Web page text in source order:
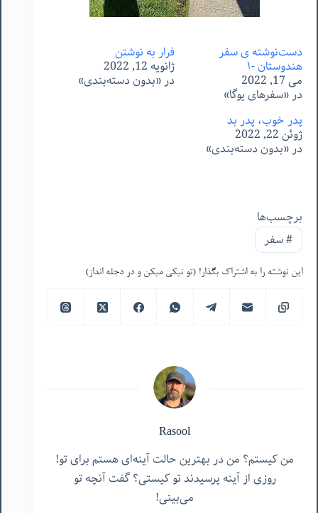
دست‌نوشته ‌ی سفر
هندوستان -١
می 17, 2022
در «سفرهای یوگا»
فرار به نوشتن
ژانویه 12, 2022
در «بدون دسته‌بندی»
پدر خوب، پدر بد
ژوئن 22, 2022
در «بدون دسته‌بندی»
برچسب‌ها
#سفر
این نوشته را به اشتراک بگذار! (تو نیکی میکن و در دجله انداز)
Rasool
من کیستم؟ من در بهترین حالت آینه‌ای هستم برای تو!
روزی از آینه پرسیدند تو کیستی؟ گفت آنچه تو
می‌بینی!